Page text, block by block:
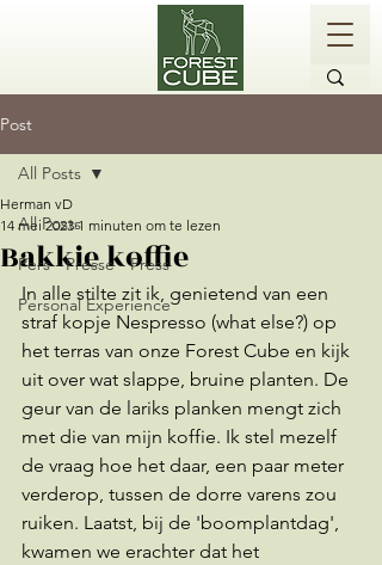
Post
All Posts
Pers - Presse - Press
Personal Experience
All Posts
Bakkie koffie
Herman vD
14 mei 2023 1 minuten om te lezen
In alle stilte zit ik, genietend van een
straf kopje Nespresso (what else?) op
het terras van onze Forest Cube en kijk
uit over wat slappe, bruine planten. De
geur van de lariks planken mengt zich
met die van mijn koffie. Ik stel mezelf
de vraag hoe het daar, een paar meter
verderop, tussen de dorre varens zou
ruiken. Laatst, bij de 'boomplantdag',
kwamen we erachter dat het